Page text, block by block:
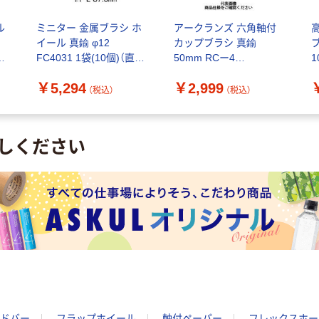
ミニター 金属ブラシ ホ
イール 真鍮 φ12
FC4031 1袋(10個)（直送
￥5,294 （税込）
アークランズ 六角軸付
カップブラシ 真鍮
50mm RCー4
送品）
￥2,999 （税込）
ください